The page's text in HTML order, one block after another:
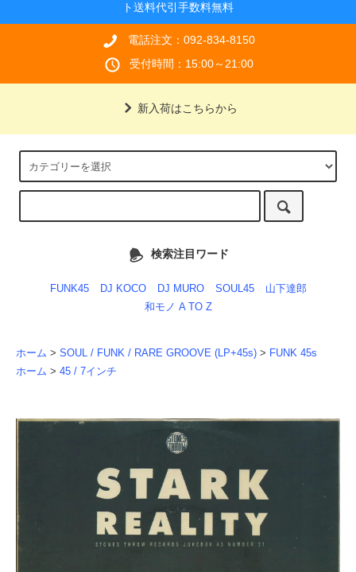
ト送料代引手数料無料
電話注文：092-834-8150
受付時間：15:00～21:00
新入荷はこちらから
検索注目ワード
FUNK45 DJ KOCO DJ MURO SOUL45
山下達郎
和モノ A TO Z
ホーム > SOUL / FUNK / RARE GROOVE (LP+45s) > FUNK 45s
ホーム > 45 / 7インチ